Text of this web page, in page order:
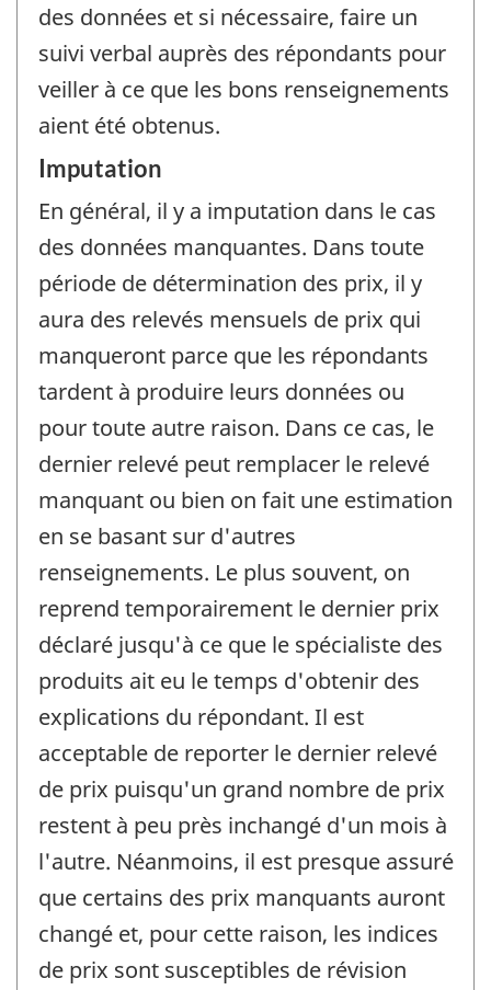
des données et si nécessaire, faire un
suivi verbal auprès des répondants pour
veiller à ce que les bons renseignements
aient été obtenus.
Imputation
En général, il y a imputation dans le cas
des données manquantes. Dans toute
période de détermination des prix, il y
aura des relevés mensuels de prix qui
manqueront parce que les répondants
tardent à produire leurs données ou
pour toute autre raison. Dans ce cas, le
dernier relevé peut remplacer le relevé
manquant ou bien on fait une estimation
en se basant sur d'autres
renseignements. Le plus souvent, on
reprend temporairement le dernier prix
déclaré jusqu'à ce que le spécialiste des
produits ait eu le temps d'obtenir des
explications du répondant. Il est
acceptable de reporter le dernier relevé
de prix puisqu'un grand nombre de prix
restent à peu près inchangé d'un mois à
l'autre. Néanmoins, il est presque assuré
que certains des prix manquants auront
changé et, pour cette raison, les indices
de prix sont susceptibles de révision